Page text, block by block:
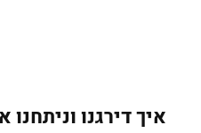
איך דירגנו וניתחנו